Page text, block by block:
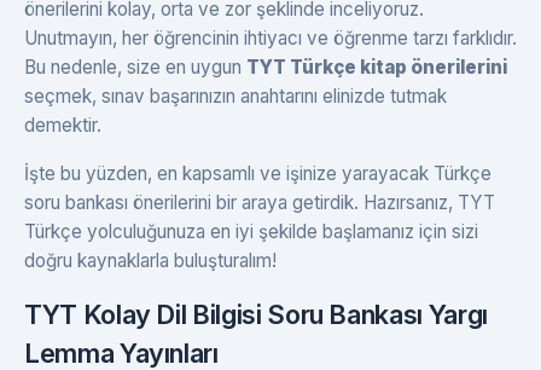
önerilerini kolay, orta ve zor şeklinde inceliyoruz.
Unutmayın, her öğrencinin ihtiyacı ve öğrenme tarzı farklıdır.
Bu nedenle, size en uygun TYT Türkçe kitap önerilerini
seçmek, sınav başarınızın anahtarını elinizde tutmak
demektir.
İşte bu yüzden, en kapsamlı ve işinize yarayacak Türkçe
soru bankası önerilerini bir araya getirdik. Hazırsanız, TYT
Türkçe yolculuğunuza en iyi şekilde başlamanız için sizi
doğru kaynaklarla buluşturalım!
TYT Kolay Dil Bilgisi Soru Bankası Yargı
Lemma Yayınları